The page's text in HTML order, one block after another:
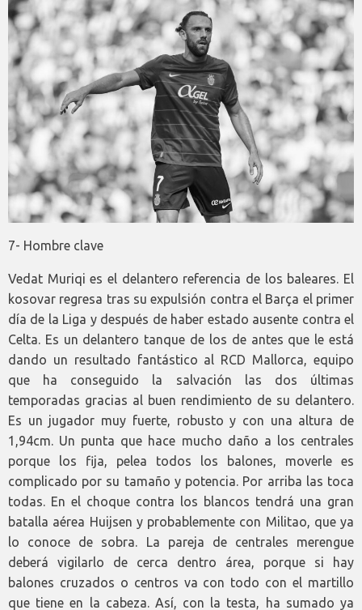
7- Hombre clave
Vedat Muriqi es el delantero referencia de los baleares. El
kosovar regresa tras su expulsión contra el Barça el primer
día de la Liga y después de haber estado ausente contra el
Celta. Es un delantero tanque de los de antes que le está
dando un resultado fantástico al RCD Mallorca, equipo
que ha conseguido la salvación las dos últimas
temporadas gracias al buen rendimiento de su delantero.
Es un jugador muy fuerte, robusto y con una altura de
1,94cm. Un punta que hace mucho daño a los centrales
porque los fija, pelea todos los balones, moverle es
complicado por su tamaño y potencia. Por arriba las toca
todas. En el choque contra los blancos tendrá una gran
batalla aérea Huijsen y probablemente con Militao, que ya
lo conoce de sobra. La pareja de centrales merengue
deberá vigilarlo de cerca dentro área, porque si hay
balones cruzados o centros va con todo con el martillo
que tiene en la cabeza. Así, con la testa, ha sumado ya